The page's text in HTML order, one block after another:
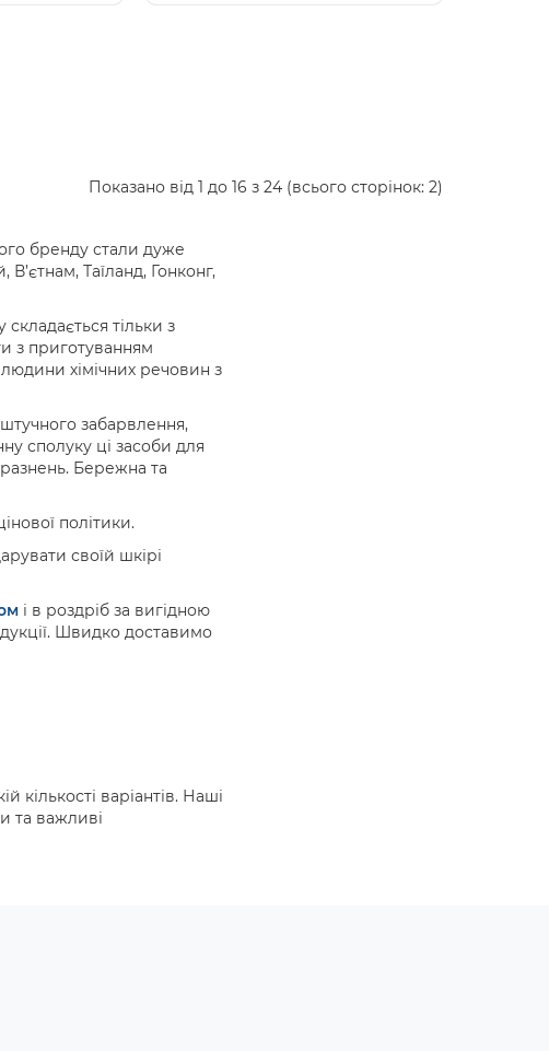
Показано від 1 до 16 з 24 (всього сторінок: 2)
бренду стали дуже
Таїланд, Гонконг,
тільки з
з приготуванням
хімічних речовин з
штучного забарвлення,
сполуку ці засоби для
Бережна та
політики.
своїй шкірі
і в роздріб за вигідною
Швидко доставимо
кількості варіантів. Наші
та важливі